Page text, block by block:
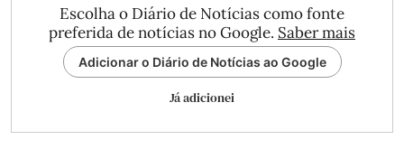
Escolha o Diário de Notícias como fonte
preferida de notícias no Google. Saber mais
Adicionar o Diário de Notícias ao Google
Já adicionei